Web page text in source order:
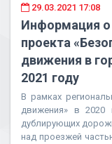
29.03.2021 17:08
Информация о
проекта
движения в
2021 году
В рамках
движения» в 2020
дублирующих
над проезжей